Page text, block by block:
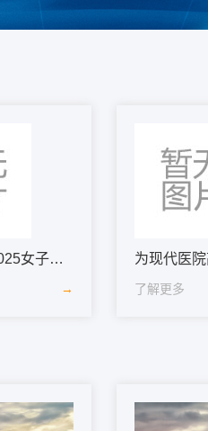
从十四运到2025女子垒球亚洲杯，UCS助力西安体育学院鄠邑新校区持续升级
→ 了解更多